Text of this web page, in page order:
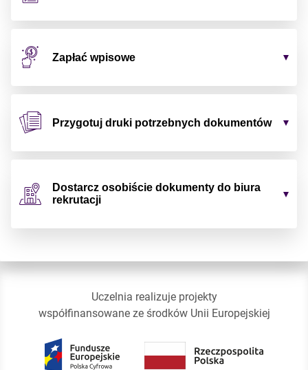
Zapłać wpisowe
Przygotuj druki potrzebnych dokumentów
Dostarcz osobiście dokumenty do biura
rekrutacji
Uczelnia realizuje projekty
współfinansowane ze środków Unii Europejskiej